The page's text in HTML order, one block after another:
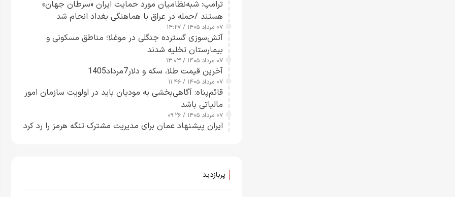
ترامپ: شبه‌نظامیان مورد حمایت ایران «سرطان جهان»
هستند /حمله در عراق با هماهنگی بغداد انجام شد
۰۷ مرداد ۱۴۰۵ / ۱۴:۲۷
آتش‌سوزی گسترده جنگلی در موغلا؛ مناطق مسکونی و
بیمارستان تخلیه شدند
۰۷ مرداد ۱۴۰۵ / ۱۳:۰۳
آخرین قیمت طلا، سکه و دلار7مرداد1405
۰۷ مرداد ۱۴۰۵ / ۱۱:۴۶
قائم‌پناه: آگاهی‌بخشی به مودیان باید در اولویت سازمان امور
مالیاتی باشد
۰۷ مرداد ۱۴۰۵ / ۰۹:۲۶
ایران پیشنهاد عمان برای مدیریت مشترک تنگه هرمز را رد کرد
پربازدید